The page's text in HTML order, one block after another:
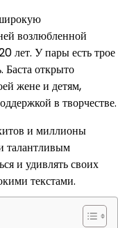
возлюбленной
лет. У пары есть трое
Баста открыто
жене и детям,
в творчестве.
и миллионы
талантливым
и удивлять своих
текстами.